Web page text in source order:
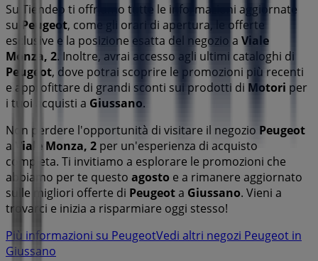
Su Tiendeo ti offriamo tutte le informazioni aggiornate
su Peugeot, come gli orari di apertura, le offerte
esclusive e la posizione esatta del negozio a Viale
Monza, 2. Inoltre, avrai accesso agli ultimi cataloghi di
Peugeot, dove potrai scoprire le promozioni più recenti
e approfittare di grandi sconti sui prodotti di Motori per
i tuoi acquisti a Giussano.
Non perdere l'opportunità di visitare il negozio Peugeot
a
Viale Monza, 2 per un'esperienza di acquisto
completa. Ti invitiamo a esplorare le promozioni che
abbiamo per te questo agosto e a rimanere aggiornato
sulle migliori offerte di Peugeota Giussano. Vieni a
trovarci e inizia a risparmiare oggi stesso!
Più informazioni su PeugeotVedi altri negozi Peugeot in
Giussano